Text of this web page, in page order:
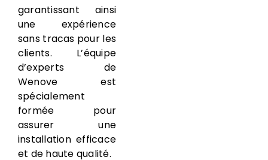
garantissant ainsi
une expérience
sans tracas pour les
clients. L’équipe
d’experts de
Wenove est
spécialement
formée pour
assurer une
installation efficace
et de haute qualité.